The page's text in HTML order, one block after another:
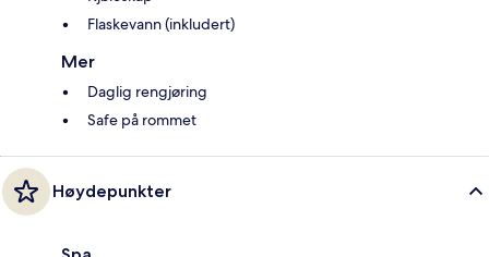
Flaskevann (inkludert)
Mer
Daglig rengjøring
Safe på rommet
Høydepunkter